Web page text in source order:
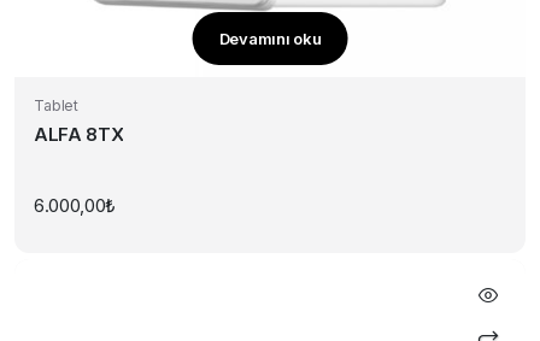
Devamını oku
Tablet
ALFA 8TX
6.000,00₺